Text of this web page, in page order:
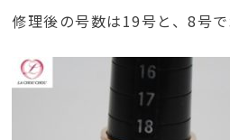
修理後の号数は19号と、8号で